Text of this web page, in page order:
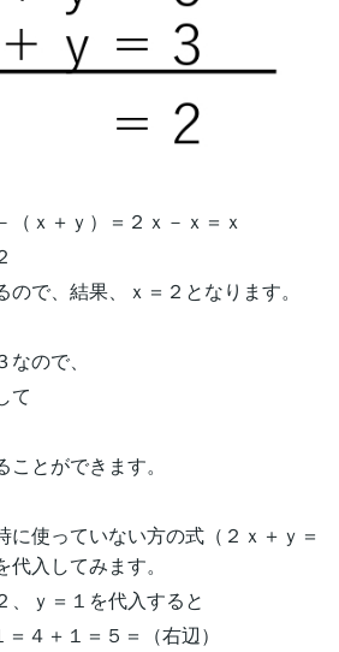
（ｘ＋ｙ）＝２ｘ－ｘ＝ｘ
で、結果、ｘ＝２となります。
ので、
て
とができます。
に使っていない方の式（２ｘ＋ｙ＝
入してみます。
、ｙ＝１を代入すると
＝４＋１＝５＝（右辺）